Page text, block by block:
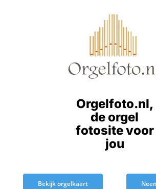
Orgelfoto.nl,
de orgel
fotosite voor
jou
Bekijk orgelkaart